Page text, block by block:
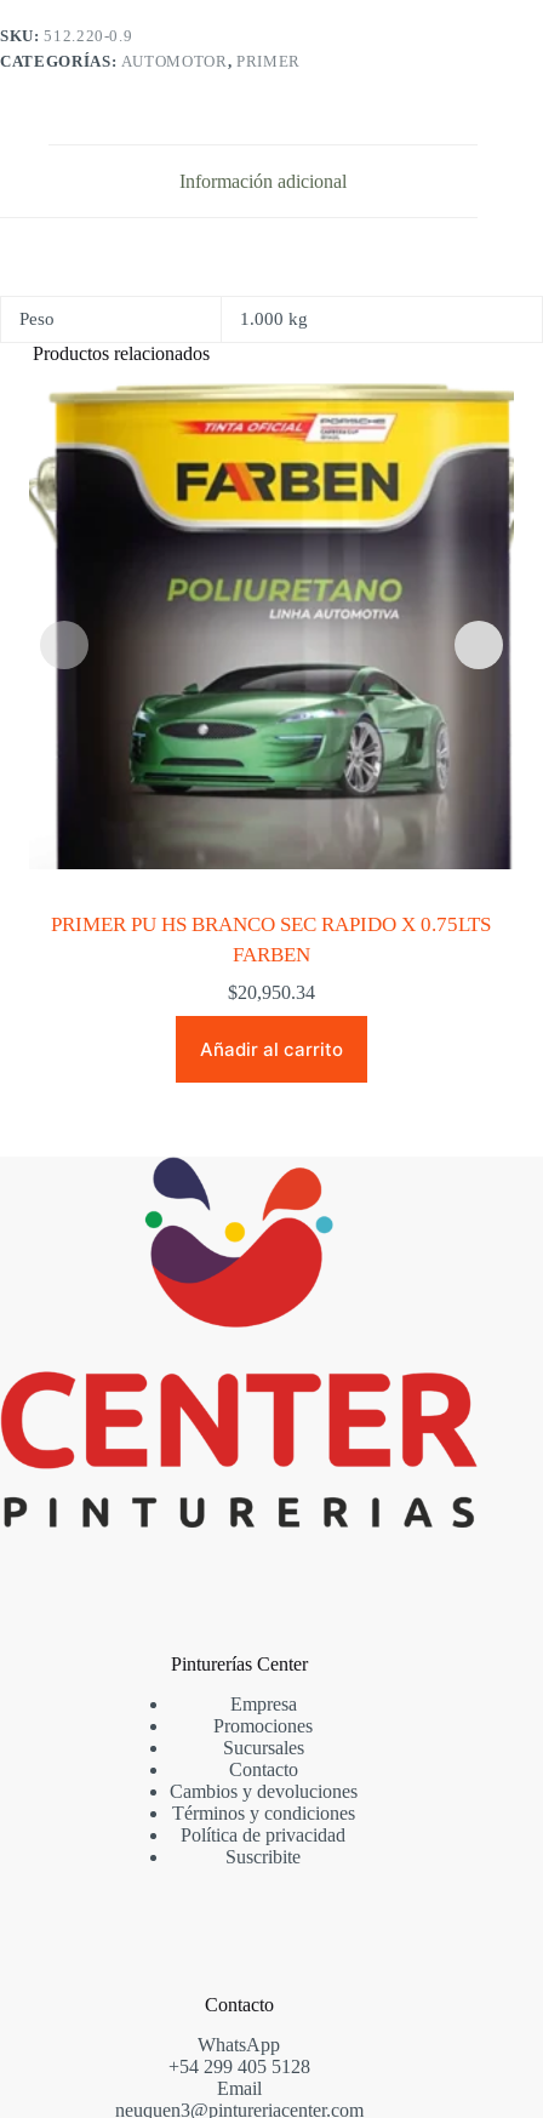
SKU:512.220-0.9
CATEGORÍAS: AUTOMOTOR, PRIMER
Información adicional
Peso 1.000 kg
Productos relacionados
PRIMER PU HS BRANCO SEC RAPIDO X 0.75LTS
FARBEN
$20,950.34
Añadir al carrito
Pinturerías Center
Empresa
Promociones
Sucursales
Contacto
Cambios y devoluciones
Términos y condiciones
Política de privacidad
Suscribite
Contacto
WhatsApp
+54 299 405 5128
Email
neuquen3@pintureriacenter.com